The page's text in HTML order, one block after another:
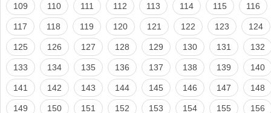
109 110 111 112 113 114 115 116
117 118 119 120 121 122 123 124
125 126 127 128 129 130 131 132
133 134 135 136 137 138 139 140
141 142 143 144 145 146 147 148
149 150 151 152 153 154 155 156